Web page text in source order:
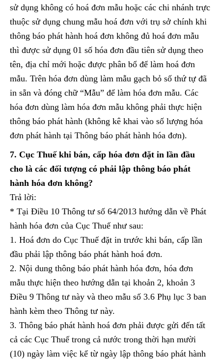
sử dụng không có hoá đơn mẫu hoặc các chi nhánh trực
thuộc sử dụng chung mẫu hoá đơn với trụ sở chính khi
thông báo phát hành hoá đơn không đủ hoá đơn mẫu
thì được sử dụng 01 số hóa đơn đầu tiên sử dụng theo
tên, địa chỉ mới hoặc được phân bổ để làm hoá đơn
mẫu. Trên hóa đơn dùng làm mẫu gạch bỏ số thứ tự đã
in sẵn và đóng chữ “Mẫu” để làm hóa đơn mẫu. Các
hóa đơn dùng làm hóa đơn mẫu không phải thực hiện
thông báo phát hành (không kê khai vào số lượng hóa
đơn phát hành tại Thông báo phát hành hóa đơn).
7. Cục Thuế khi bán, cấp hóa đơn đặt in lần đầu
cho là các đối tượng có phải lập thông báo phát
hành hóa đơn không?
Trả lời:
* Tại Điều 10 Thông tư số 64/2013 hướng dẫn về Phát
hành hóa đơn của Cục Thuế như sau:
1. Hoá đơn do Cục Thuế đặt in trước khi bán, cấp lần
đầu phải lập thông báo phát hành hoá đơn.
2. Nội dung thông báo phát hành hóa đơn, hóa đơn
mẫu thực hiện theo hướng dẫn tại khoản 2, khoản 3
Điều 9 Thông tư này và theo mẫu số 3.6 Phụ lục 3 ban
hành kèm theo Thông tư này.
3. Thông báo phát hành hoá đơn phải được gửi đến tất
cả các Cục Thuế trong cả nước trong thời hạn mười
(10) ngày làm việc kể từ ngày lập thông báo phát hành